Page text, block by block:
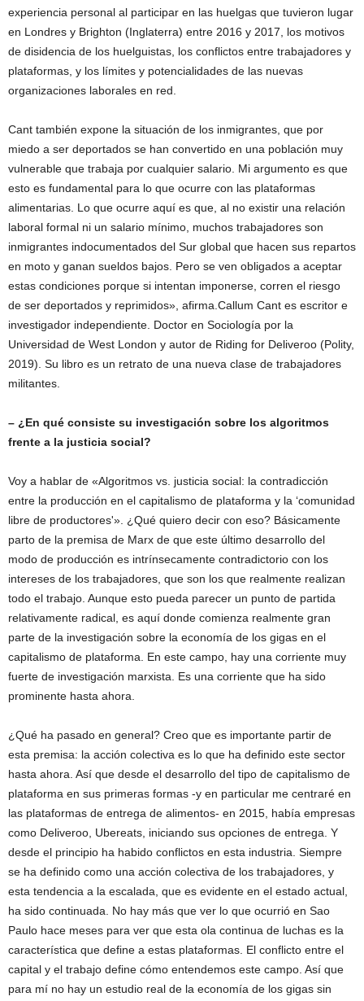
experiencia personal al participar en las huelgas que tuvieron lugar
en Londres y Brighton (Inglaterra) entre 2016 y 2017, los motivos
de disidencia de los huelguistas, los conflictos entre trabajadores y
plataformas, y los límites y potencialidades de las nuevas
organizaciones laborales en red.
Cant también expone la situación de los inmigrantes, que por
miedo a ser deportados se han convertido en una población muy
vulnerable que trabaja por cualquier salario. Mi argumento es que
esto es fundamental para lo que ocurre con las plataformas
alimentarias. Lo que ocurre aquí es que, al no existir una relación
laboral formal ni un salario mínimo, muchos trabajadores son
inmigrantes indocumentados del Sur global que hacen sus repartos
en moto y ganan sueldos bajos. Pero se ven obligados a aceptar
estas condiciones porque si intentan imponerse, corren el riesgo
de ser deportados y reprimidos», afirma.Callum Cant es escritor e
investigador independiente. Doctor en Sociología por la
Universidad de West London y autor de Riding for Deliveroo (Polity,
2019). Su libro es un retrato de una nueva clase de trabajadores
militantes.
– ¿En qué consiste su investigación sobre los algoritmos
frente a la justicia social?
Voy a hablar de «Algoritmos vs. justicia social: la contradicción
entre la producción en el capitalismo de plataforma y la ‘comunidad
libre de productores'». ¿Qué quiero decir con eso? Básicamente
parto de la premisa de Marx de que este último desarrollo del
modo de producción es intrínsecamente contradictorio con los
intereses de los trabajadores, que son los que realmente realizan
todo el trabajo. Aunque esto pueda parecer un punto de partida
relativamente radical, es aquí donde comienza realmente gran
parte de la investigación sobre la economía de los gigas en el
capitalismo de plataforma. En este campo, hay una corriente muy
fuerte de investigación marxista. Es una corriente que ha sido
prominente hasta ahora.
¿Qué ha pasado en general? Creo que es importante partir de
esta premisa: la acción colectiva es lo que ha definido este sector
hasta ahora. Así que desde el desarrollo del tipo de capitalismo de
plataforma en sus primeras formas -y en particular me centraré en
las plataformas de entrega de alimentos- en 2015, había empresas
como Deliveroo, Ubereats, iniciando sus opciones de entrega. Y
desde el principio ha habido conflictos en esta industria. Siempre
se ha definido como una acción colectiva de los trabajadores, y
esta tendencia a la escalada, que es evidente en el estado actual,
ha sido continuada. No hay más que ver lo que ocurrió en Sao
Paulo hace meses para ver que esta ola continua de luchas es la
característica que define a estas plataformas. El conflicto entre el
capital y el trabajo define cómo entendemos este campo. Así que
para mí no hay un estudio real de la economía de los gigas sin